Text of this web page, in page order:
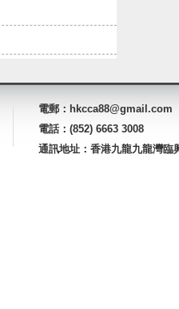
電郵：hkcca88@gmail.com
電話：(852) 6663 3008
通訊地址：香港九龍九龍灣臨